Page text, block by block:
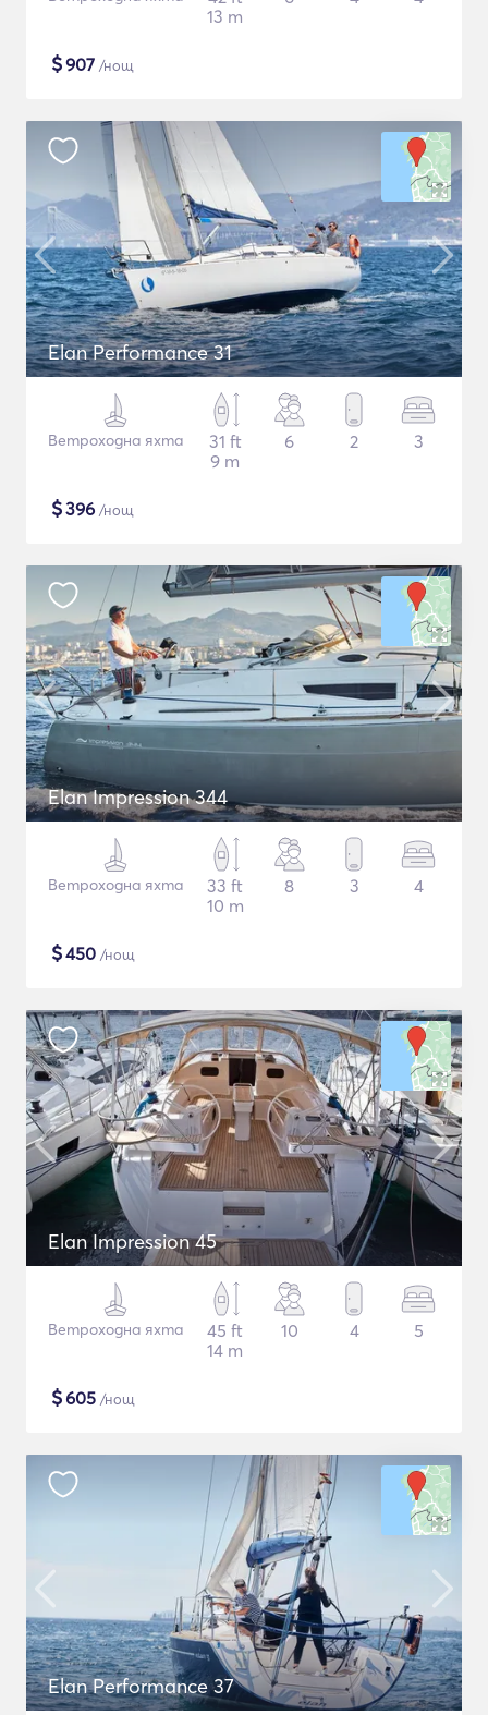
13 m
$907 /нощ
Elan Performance 31
Ветроходна яхта
31 ft
9 m
6 2 3
$396 /нощ
Elan Impression 344
Ветроходна яхта
33 ft
10 m
8 3 4
$450 /нощ
Elan Impression 45
Ветроходна яхта
45 ft
14 m
10 4 5
$605 /нощ
Elan Performance 37